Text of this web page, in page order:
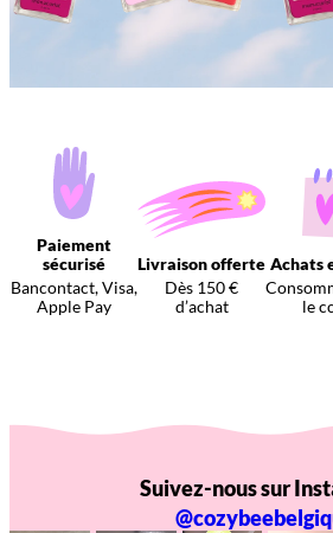
Paiement
sécurisé
Bancontact, Visa,
Apple Pay
Livraison offerte
Dès 150 €
d’achat
Achats
le
Suivez-nous sur